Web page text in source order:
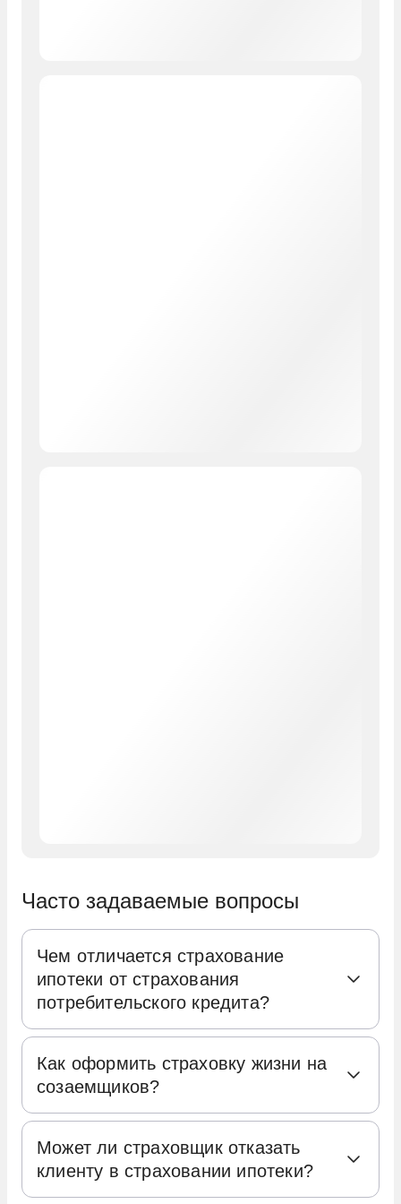
Часто задаваемые вопросы
Чем отличается страхование
ипотеки от страхования
потребительского кредита?
Ипотечный кредит предназначен для
приобретения жилья, будь то покупка
новостройки, вторичного жилья или
строительство собственного дома. Одной
из главных особенностей ипотечного
кредита является то, что он выдается под
залог приобретаемой недвижимости. Это
Как оформить страховку жизни на
созаемщиков?
Первым шагом является оформление
отдельных полисов страхования жизни
для каждого из созаемщиков. Это
Может ли страховщик отказать
клиенту в страховании ипотеки?